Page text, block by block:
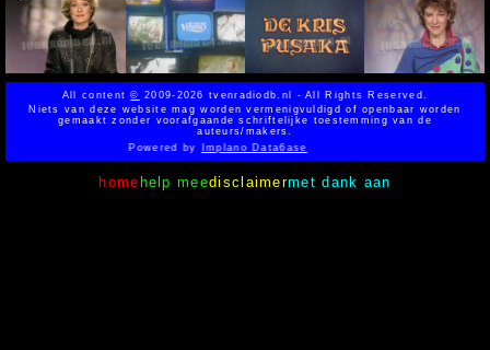
All content© 2009-2026 tvenradiodb.nl - All Rights Reserved.
Niets van deze website mag worden vermenigvuldigd of openbaar worden
gemaakt zonder voorafgaande schriftelijke toestemming van de
auteurs/makers.
Powered byImplano Data6ase
home help meedisclaimermet dank aan